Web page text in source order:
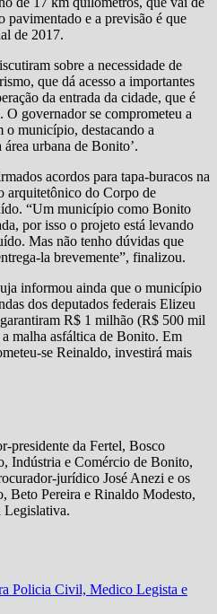
pavimentado e a previsão é que
de 2017.
sobre a necessidade de
que dá acesso a importantes
da entrada da cidade, que é
governador se comprometeu a
o município, destacando a
urbana de Bonito’.
acordos para tapa-buracos na
arquitetônico do Corpo de
“Um município como Bonito
por isso o projeto está levando
Mas não tenho dúvidas que
la brevemente”, finalizou.
informou ainda que o município
dos deputados federais Elizeu
R$ 1 milhão (R$ 500 mil
malha asfáltica de Bonito. Em
se Reinaldo, investirá mais
presidente da Fertel, Bosco
Indústria e Comércio de Bonito,
jurídico José Anezi e os
Beto Pereira e Rinaldo Modesto,
Legislativa.
Policia Civil, Medico Legista e